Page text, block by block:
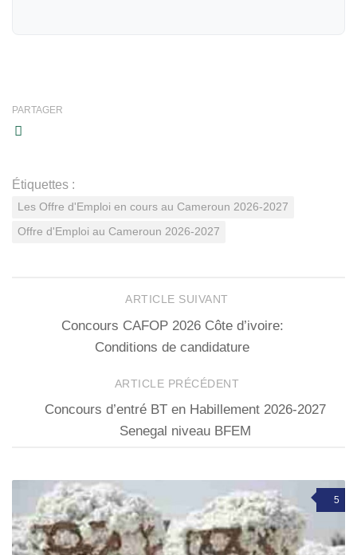
PARTAGER
Étiquettes :
Les Offre d'Emploi en cours au Cameroun 2026-2027
Offre d'Emploi au Cameroun 2026-2027
ARTICLE SUIVANT
Concours CAFOP 2026 Côte d’ivoire:
Conditions de candidature
ARTICLE PRÉCÉDENT
Concours d’entré BT en Habillement 2026-2027
Senegal niveau BFEM
5